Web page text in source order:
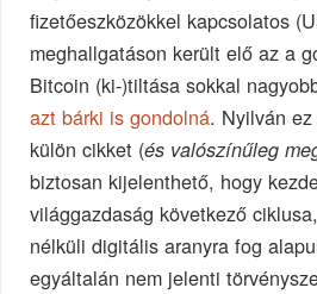
fizetőeszközökkel kapcsolatos
meghallgatáson került elő az a
Bitcoin (ki-)tiltása sokkal
azt bárki is gondolná. Nyilván
külön cikket (és valószínűleg
biztosan kijelenthető, hogy
világgazdaság következő
nélküli digitális aranyra fog
egyáltalán nem jelenti